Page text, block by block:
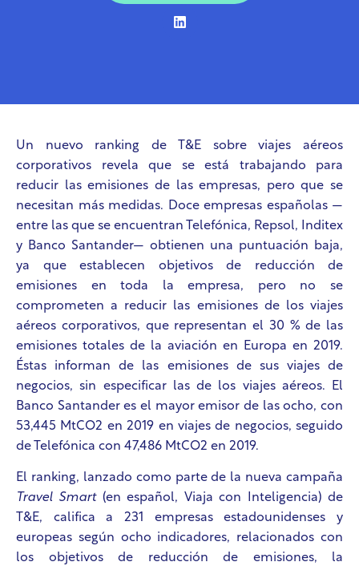
Un nuevo ranking de T&E sobre viajes aéreos
corporativos revela que se está trabajando para
reducir las emisiones de las empresas, pero que se
necesitan más medidas. Doce empresas españolas —
entre las que se encuentran Telefónica, Repsol, Inditex
y Banco Santander— obtienen una puntuación baja,
ya que establecen objetivos de reducción de
emisiones en toda la empresa, pero no se
comprometen a reducir las emisiones de los viajes
aéreos corporativos, que representan el 30 % de las
emisiones totales de la aviación en Europa en 2019.
Éstas informan de las emisiones de sus viajes de
negocios, sin especificar las de los viajes aéreos. El
Banco Santander es el mayor emisor de lasocho, con
53,445 MtCO2 en 2019 en viajes de negocios, seguido
de Telefónica con 47,486 MtCO2 en 2019.
El ranking, lanzado como parte de la nueva campaña
Travel Smart (en español, Viaja con Inteligencia) de
T&E, califica a 231 empresas estadounidenses y
europeas según ocho indicadores, relacionados con
los objetivos de reducción de emisiones, la